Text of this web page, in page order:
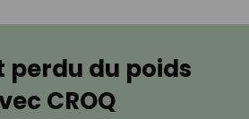
perdu du poids
CROQ